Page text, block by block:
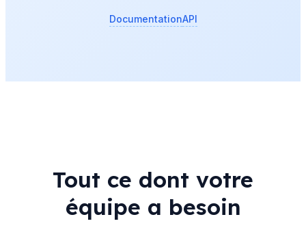
DocumentationAPI
Tout ce dont votre
équipe a besoin